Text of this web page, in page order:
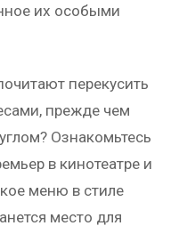
их особыми
перекусить
прежде чем
Ознакомьтесь
в кинотеатре и
меню в стиле
место для